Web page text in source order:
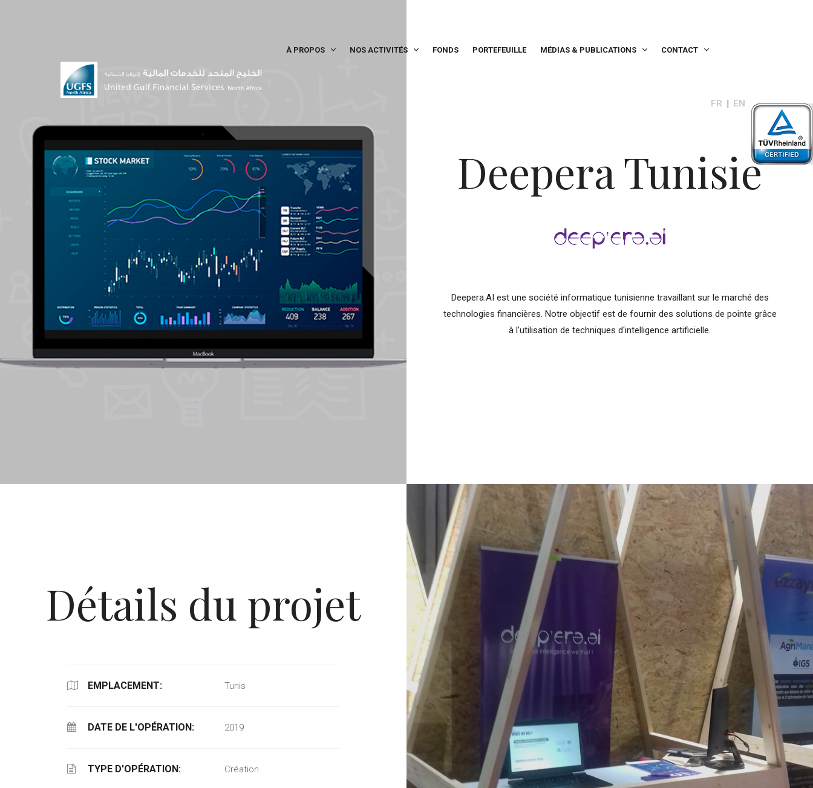
À PROPOS NOS ACTIVITÉS FONDS PORTEFEUILLE MÉDIAS & PUBLICATIONS CONTACT
FR EN
Deepera Tunisie
Deepera.AI est une société informatique tunisienne travaillant sur le marché des
technologies financières. Notre objectif est de fournir des solutions de pointe grâce
à l'utilisation de techniques d'intelligence artificielle.
Détails du projet
EMPLACEMENT: Tunis
DATE DE L'OPÉRATION: 2019
TYPE D'OPÉRATION: Création